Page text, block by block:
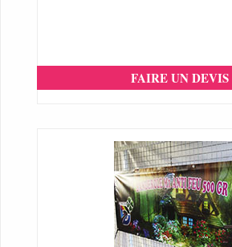
FAIRE UN DEVIS